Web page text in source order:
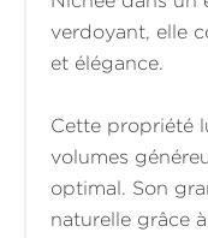
verdoyant, elle
et élégance.
Cette propriété
volumes
optimal. Son
naturelle grâce